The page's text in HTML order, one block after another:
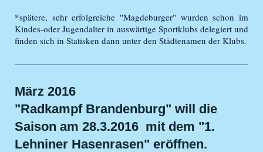
*spätere, sehr erfolgreiche "Magdeburger" wurden schon im
Kindes-oder Jugendalter in auswärtige Sportklubs delegiert und
finden sich in Statisken dann unter den Städtenamen der Klubs.
März 2016
"Radkampf Brandenburg" will die
Saison am 28.3.2016 mit dem "1.
Lehniner Hasenrasen" eröffnen.